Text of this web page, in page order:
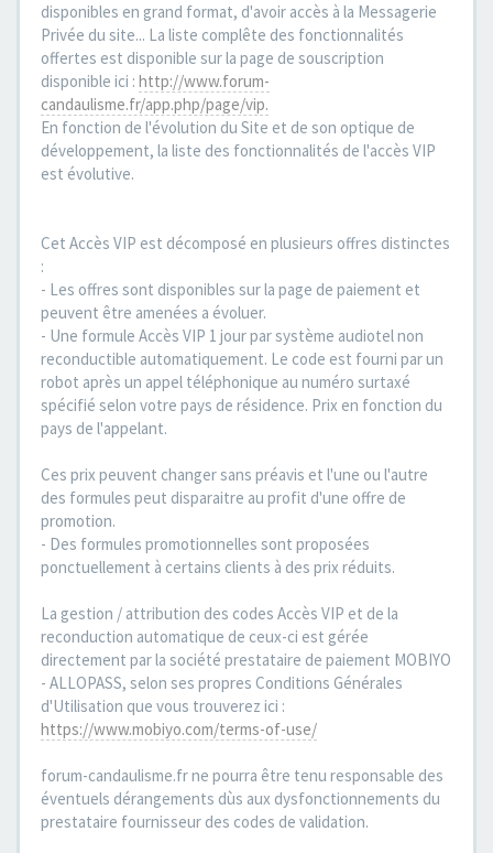
disponibles en grand format, d'avoir accès à la Messagerie
Privée du site... La liste complête des fonctionnalités
offertes est disponible sur la page de souscription
disponible ici : http://www.forum-
candaulisme.fr/app.php/page/vip.
En fonction de l'évolution du Site et de son optique de
développement, la liste des fonctionnalités de l'accès VIP
est évolutive.
Cet Accès VIP est décomposé en plusieurs offres distinctes
:
- Les offres sont disponibles sur la page de paiement et
peuvent être amenées a évoluer.
- Une formule Accès VIP 1 jour par système audiotel non
reconductible automatiquement. Le code est fourni par un
robot après un appel téléphonique au numéro surtaxé
spécifié selon votre pays de résidence. Prix en fonction du
pays de l'appelant.
Ces prix peuvent changer sans préavis et l'une ou l'autre
des formules peut disparaitre au profit d'une offre de
promotion.
- Des formules promotionnelles sont proposées
ponctuellement à certains clients à des prix réduits.
La gestion / attribution des codes Accès VIP et de la
reconduction automatique de ceux-ci est gérée
directement par la société prestataire de paiement MOBIYO
- ALLOPASS, selon ses propres Conditions Générales
d'Utilisation que vous trouverez ici :
https://www.mobiyo.com/terms-of-use/
forum-candaulisme.fr ne pourra être tenu responsable des
éventuels dérangements dùs aux dysfonctionnements du
prestataire fournisseur des codes de validation.